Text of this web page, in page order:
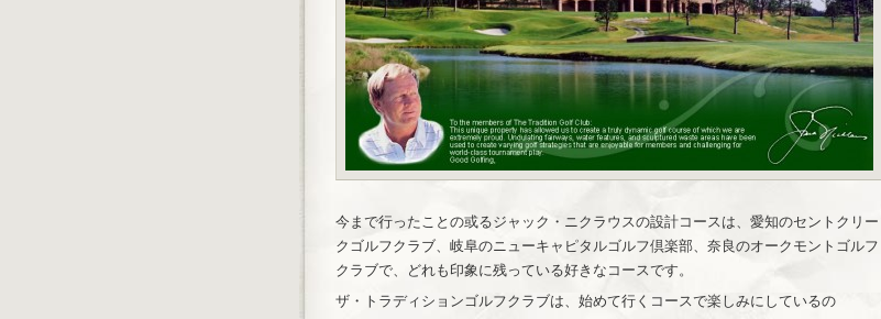
今まで行ったことの或るジャック・ニクラウスの設計コースは、愛知のセントクリー
クゴルフクラブ、岐阜のニューキャピタルゴルフ倶楽部、奈良のオークモントゴルフ
クラブで、どれも印象に残っている好きなコースです。
ザ・トラディションゴルフクラブは、始めて行くコースで楽しみにしているの